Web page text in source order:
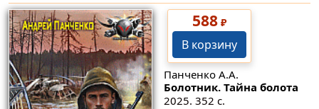
588₽
В корзину
Панченко А.А.
Болотник. Тайна болота
2025. 352 с.